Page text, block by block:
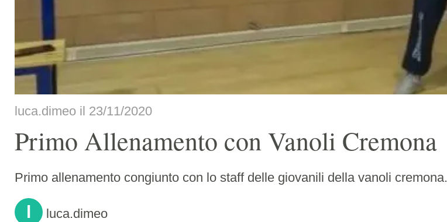
luca.dimeo il 23/11/2020
Primo Allenamento con Vanoli Cremona
Primo allenamento congiunto con lo staff delle giovanili della vanoli cremona.
l luca.dimeo